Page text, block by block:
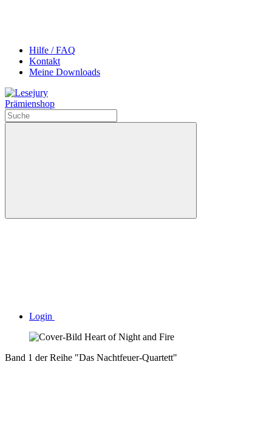
Hilfe / FAQ
Kontakt
Meine Downloads
Prämienshop
Login
Band 1 der Reihe "Das Nachtfeuer-Quartett"